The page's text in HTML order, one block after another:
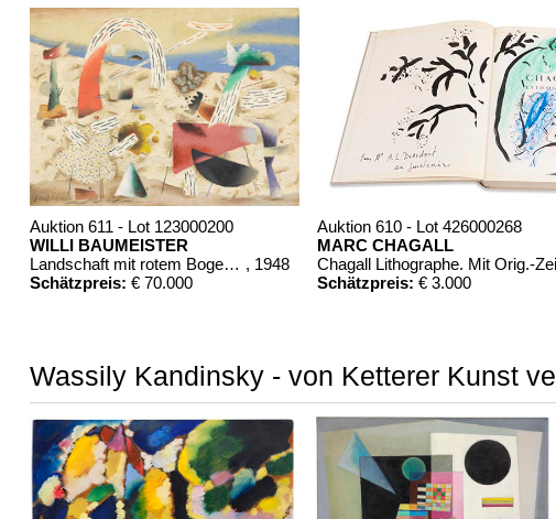
Auktion 611 - Lot 123000200
WILLI BAUMEISTER
Landschaft mit rotem Bogen (Sommerfest) , 1948
Schätzpreis: € 70.000
Auktion 610 - Lot 426000268
MARC CHAGALL
Schätzpreis: € 3.000
Wassily Kandinsky - von Ketterer Kunst